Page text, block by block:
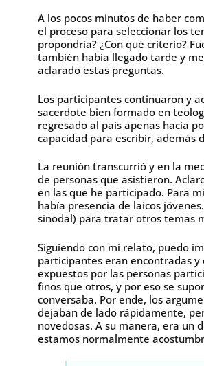
A los pocos minutos de haber
el proceso para seleccionar los
propondría? ¿Con qué criterio?
también había llegado tarde y
aclarado estas preguntas.
Los participantes continuaron y
sacerdote bien formado en
regresado al país apenas hacía
capacidad para escribir, además
La reunión transcurrió y en la
de personas que asistieron.
en las que he participado. Para
había presencia de laicos
sinodal) para tratar otros temas
Siguiendo con mi relato, puedo
participantes eran encontradas y
expuestos por las personas
finos que otros, y por eso se
conversaba. Por ende, los
dejaban de lado rápidamente,
novedosas. A su manera, era un
estamos normalmente